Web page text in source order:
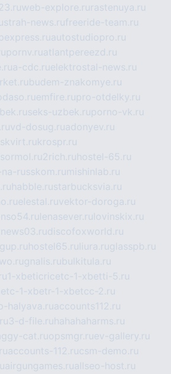
web-explore.ru rastenuya.ru
strah-news.rufreeride-team.ru
autostudiopro.ru
pornv.ruatlantpereezd.ru
a-cdc.ruelektrostal-news.ru
budem-znakomye.ru
emfire.rupro-otdelky.ru
seks-uzbek.ruporno-vk.ru
vd-dosug.ruadonyev.ru
krospr.ru
sormol.ru2rich.ru hostel-65.ru
russkom.ru mishinlab.ru
habble.rustarbucksvia.ru
elestal.ruvektor-doroga.ru
lenasever.ru lovinskix.ru
discofoxworld.ru
hostel65.ru liura.ruglasspb.ru
gnalis.rubulkitula.ru
1-xbeticricetc-1-xbetti-5.ru
1-xbetr-1-xbetcc-2.ru
halyava.ruaccounts112.ru
3-d-file.ru hahahaharms.ru
cat.ruopsmgr.ruev-gallery.ru
accounts-112.rucsm-demo.ru
airgungames.ruallseo-host.ru